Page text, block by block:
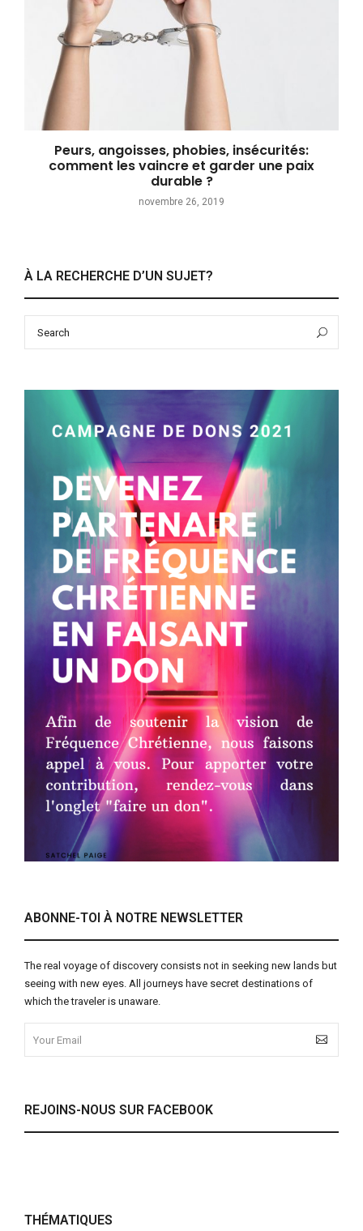
Peurs, angoisses, phobies, insécurités:
comment les vaincre et garder une paix
durable ?
novembre 26, 2019
À LA RECHERCHE D’UN SUJET?
ABONNE-TOI À NOTRE NEWSLETTER
The real voyage of discovery consists not in seeking new lands but
seeing with new eyes. All journeys have secret destinations of
which the traveler is unaware.
REJOINS-NOUS SUR FACEBOOK
THÉMATIQUES